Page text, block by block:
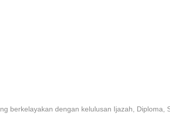
berkelayakan dengan kelulusan Ijazah, Diploma,